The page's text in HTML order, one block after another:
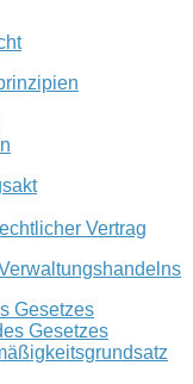
Vertrag
Gesetzes
Gesetzes